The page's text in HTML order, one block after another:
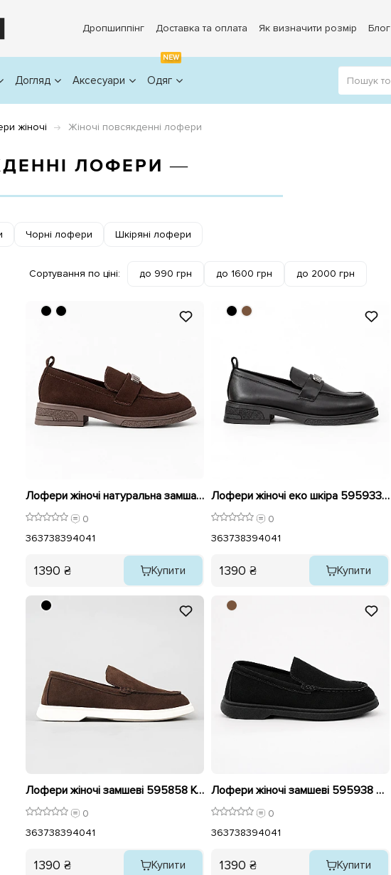
Дропшиппінг Доставка та оплата Як визначити розмір Блог
Догляд Аксесуари
NEW
Одяг
жіночі Жіночі повсякденні лофери
ЛОФЕРИ ―
Чорні лофери Шкіряні лофери
Сортування по ціні: до 990 грн до 1600 грн до 2000 грн
Лофери жіночі натуральна замша 595934 Коричневі
0
363738394041
1390 ₴ Купити
Лофери жіночі еко шкіра 595933 Чорні
0
363738394041
1390 ₴ Купити
Лофери жіночі замшеві 595858 Коричневі
0
363738394041
1390 ₴ Купити
Лофери жіночі замшеві 595938 Чорні
0
363738394041
1390 ₴ Купити